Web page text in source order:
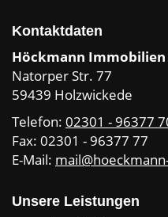
Kontaktdaten
Höckmann Immobilien
Natorper Str. 77
59439 Holzwickede
Telefon: 02301 - 96377
Fax: 02301 - 96377 77
E-Mail:
Unsere Leistungen